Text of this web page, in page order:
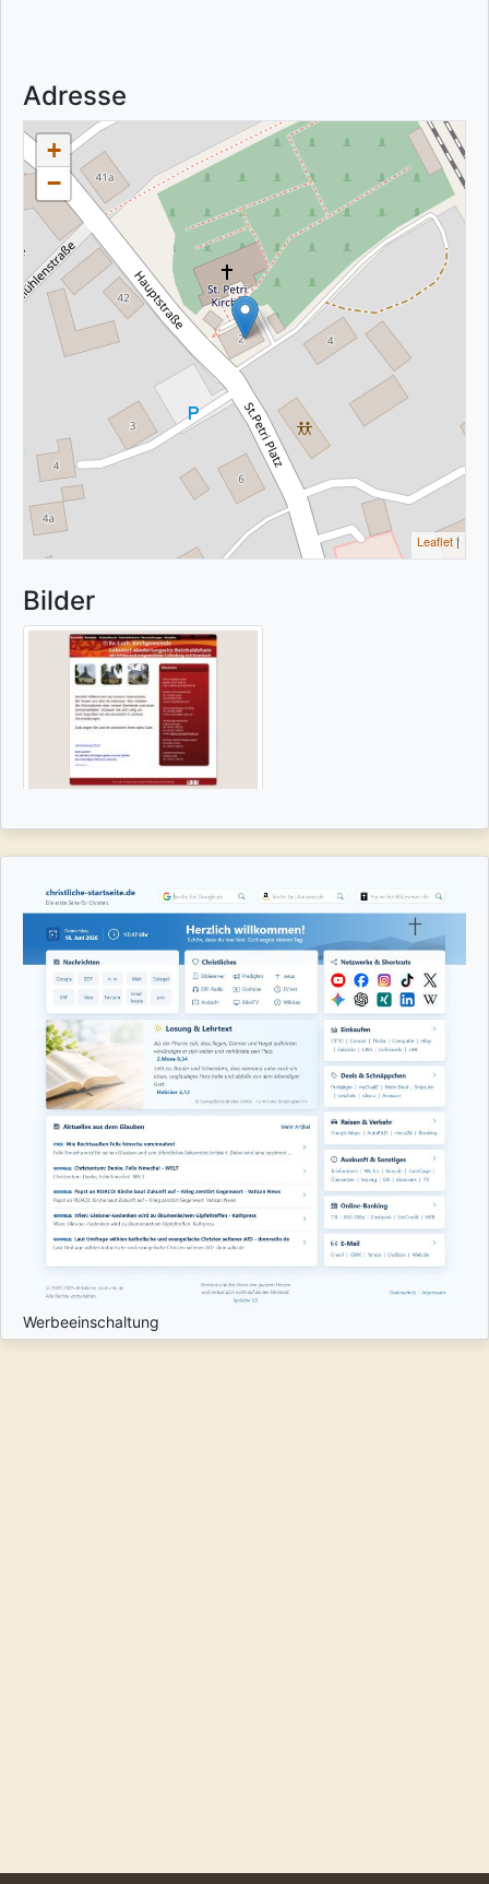
Adresse
+
−
Leaflet|
Bilder
Werbeeinschaltung